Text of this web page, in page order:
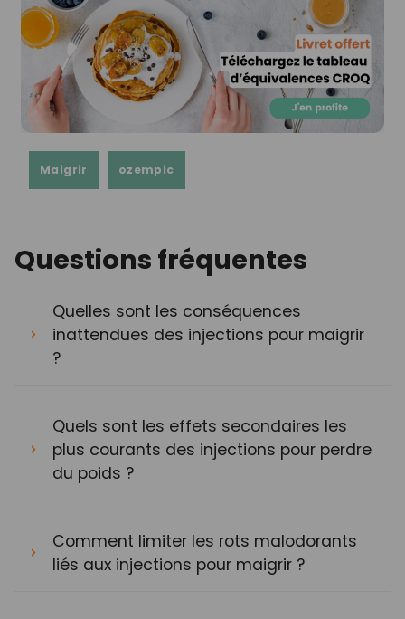
Maigrir ozempic
Questions fréquentes
Quelles sont les conséquences
inattendues des injections pour maigrir
?
Quels sont les effets secondaires les
plus courants des injections pour perdre
du poids ?
Comment limiter les rots malodorants
liés aux injections pour maigrir ?